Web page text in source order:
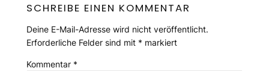
SCHREIBE EINEN KOMMENTAR
Deine E-Mail-Adresse wird nicht veröffentlicht.
Erforderliche Felder sind mit * markiert
Kommentar *